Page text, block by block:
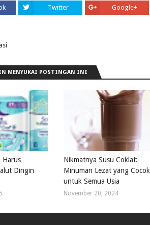
Twitter Google+
MENYUKAI POSTINGAN INI
Harus
Dingin
Nikmatnya Susu Coklat:
Minuman Lezat yang Cocok
untuk Semua Usia
November 20, 2024